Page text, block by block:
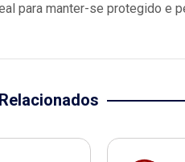
para manter-se protegido e